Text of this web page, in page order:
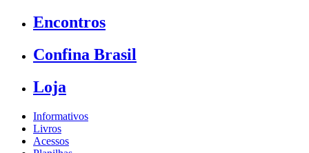
Encontros
Confina Brasil
Loja
Informativos
Livros
Acessos